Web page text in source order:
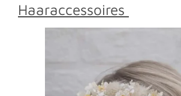
Haaraccessoires